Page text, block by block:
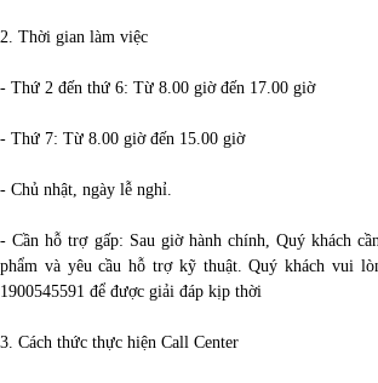
2. Thời gian làm việc
- Thứ 2 đến thứ 6: Từ 8.00 giờ đến 17.00 giờ
- Thứ 7: Từ 8.00 giờ đến 15.00 giờ
- Chủ nhật, ngày lễ nghỉ.
- Cần hỗ trợ gấp: Sau giờ hành chính, Quý khách
phẩm và yêu cầu hỗ trợ kỹ thuật. Quý khách vui
1900545591 để được giải đáp kịp thời
3. Cách thức thực hiện Call Center